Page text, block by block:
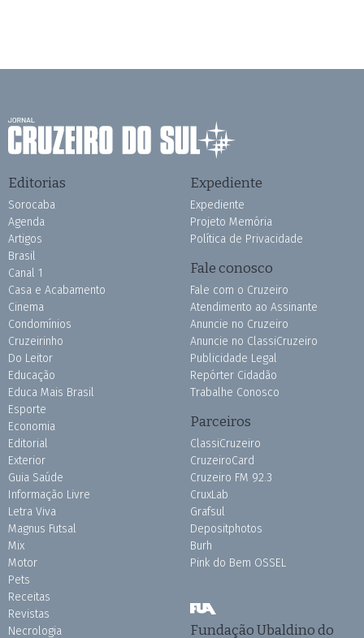
Editorias
Sorocaba
Agenda
Artigos
Brasil
Canal 1
Casa e Acabamento
Cinema
Condomínios
Cruzeirinho
Do Leitor
Educação
Educa Mais Brasil
Esporte
Economia
Editorial
Exterior
Guia Saúde
Informação Livre
Letra Viva
Magnus Futsal
Mix
Motor
Pets
Receitas
Revistas
Necrologia
Expediente
Expediente
Projeto Memória
Política de Privacidade
Fale conosco
Fale com o Cruzeiro
Atendimento ao Assinante
Anuncie no Cruzeiro
Anuncie no ClassiCruzeiro
Publicidade Legal
Repórter Cidadão
Trabalhe Conosco
Parceiros
ClassiCruzeiro
CruzeiroCard
Cruzeiro FM 92.3
CruxLab
Grafsul
Depositphotos
Burh
Pink do Bem OSSEL
Fundação Ubaldino do